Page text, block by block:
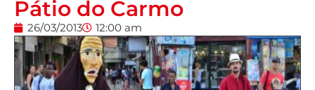
Pátio do Carmo
26/03/2013 12:00 am